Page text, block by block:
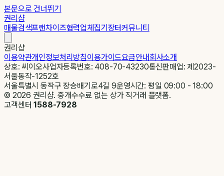
본문으로 건너뛰기
권리샵
매물검색프랜차이즈협력업체집기장터커뮤니티
권리샵
이용약관개인정보처리방침이용가이드요금안내회사소개
상호: 씨이오사업자등록번호: 408-70-43230통신판매업: 제2023-
서울동작-1252호
서울특별시 동작구 장승배기로4길 9운영시간: 평일 09:00 - 18:00
© 2026 권리샵. 중개수수료 없는 상가 직거래 플랫폼.
고객센터1588-7928